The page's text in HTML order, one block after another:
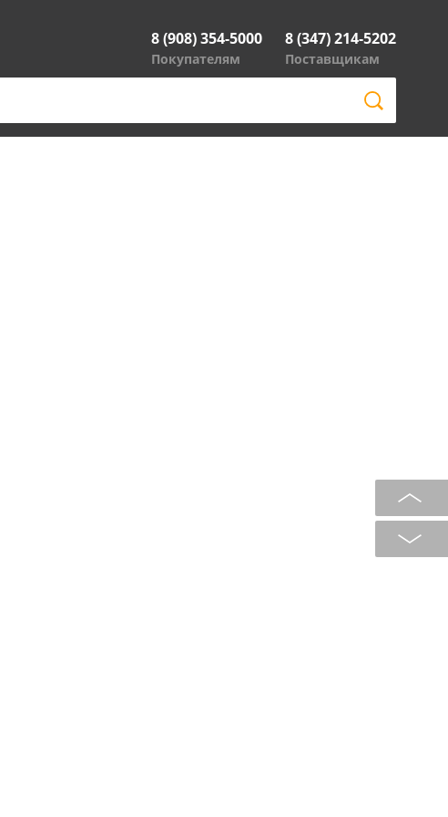
8 (908) 354-5000
Покупателям
8 (347) 214-5202
Поставщикам